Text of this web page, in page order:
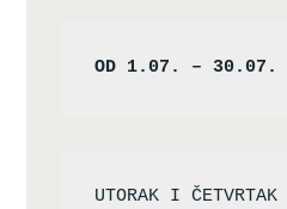
OD 1.07. – 30.07.
UTORAK I